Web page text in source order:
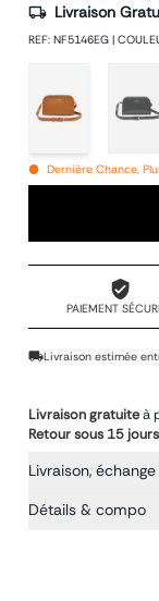
Livraison
REF: NF5146EG|
Dernière Chance,
PAIEMENT
Livraison estimée
Livraison gratuiteà
Retour sous 15 jours
Livraison,
Détails & compo